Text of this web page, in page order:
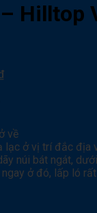
Hilltop
về
lạc ở vị trí đắc địa
núi bát ngát,
ở đó, lấp ló rất